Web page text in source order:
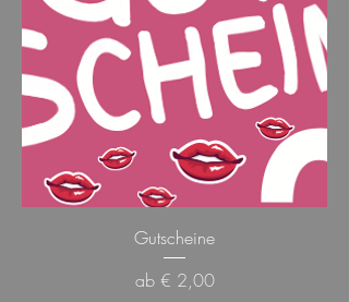
Gutscheine
ab € 2,00
Sale-Preis